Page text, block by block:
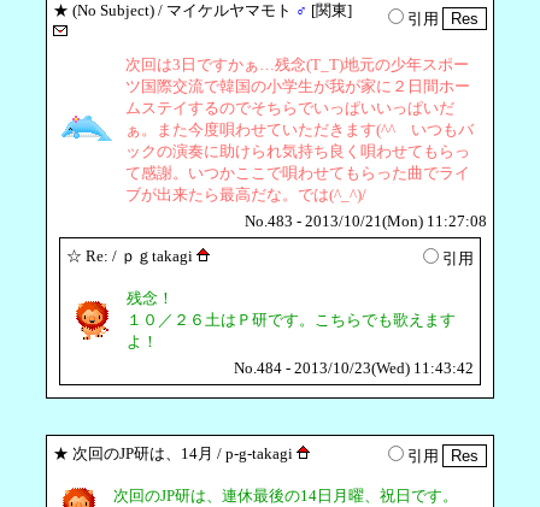
★ (No Subject) / マイケルヤマモト ♂ [関東] 引用
次回は3日ですかぁ…残念(T_T)地元の少年スポー
ツ国際交流で韓国の小学生が我が家に２日間ホー
ムステイするのでそちらでいっぱいいっぱいだ
ぁ。また今度唄わせていただきます(^^ゞいつもバ
ックの演奏に助けられ気持ち良く唄わせてもらっ
て感謝。いつかここで唄わせてもらった曲でライ
ブが出来たら最高だな。では(^_^)/
No.483 - 2013/10/21(Mon) 11:27:08
☆ Re: / ｐｇtakagi 引用
残念！
１０／２６土はＰ研です。こちらでも歌えます
よ！
No.484 - 2013/10/23(Wed) 11:43:42
★ 次回のJP研は、14月 / p-g-takagi 引用
次回のJP研は、連休最後の14日月曜、祝日です。